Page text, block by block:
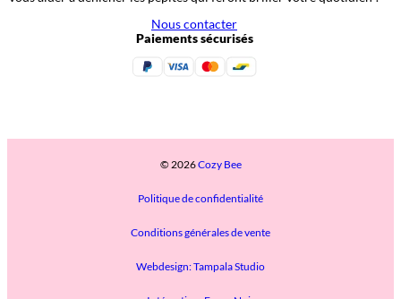
Nous contacter
Paiements sécurisés
© 2026Cozy Bee
Politique de confidentialité
Conditions générales de vente
Webdesign: Tampala Studio